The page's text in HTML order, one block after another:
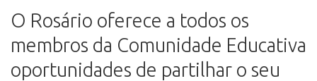
O Rosário oferece a todos os
membros da Comunidade Educativa
oportunidades de partilhar o seu